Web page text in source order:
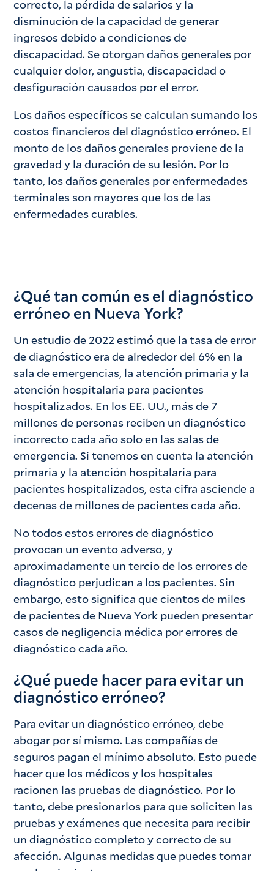
correcto, la pérdida de salarios y la
disminución de la capacidad de generar
ingresos debido a condiciones de
discapacidad. Se otorgan daños generales por
cualquier dolor, angustia, discapacidad o
desfiguración causados por el error.
Los daños específicos se calculan sumando los
costos financieros del diagnóstico erróneo. El
monto de los daños generales proviene de la
gravedad y la duración de su lesión. Por lo
tanto, los daños generales por enfermedades
terminales son mayores que los de las
enfermedades curables.
¿Qué tan común es el diagnóstico
erróneo en Nueva York?
Un estudio de 2022 estimó que la tasa de error
de diagnóstico era de alrededor del 6% en la
sala de emergencias, la atención primaria y la
atención hospitalaria para pacientes
hospitalizados. En los EE. UU., más de 7
millones de personas reciben un diagnóstico
incorrecto cada año solo en las salas de
emergencia. Si tenemos en cuenta la atención
primaria y la atención hospitalaria para
pacientes hospitalizados, esta cifra asciende a
decenas de millones de pacientes cada año.
No todos estos errores de diagnóstico
provocan un evento adverso, y
aproximadamente un tercio de los errores de
diagnóstico perjudican a los pacientes. Sin
embargo, esto significa que cientos de miles
de pacientes de Nueva York pueden presentar
casos de negligencia médica por errores de
diagnóstico cada año.
¿Qué puede hacer para evitar un
diagnóstico erróneo?
Para evitar un diagnóstico erróneo, debe
abogar por sí mismo. Las compañías de
seguros pagan el mínimo absoluto. Esto puede
hacer que los médicos y los hospitales
racionen las pruebas de diagnóstico. Por lo
tanto, debe presionarlos para que soliciten las
pruebas y exámenes que necesita para recibir
un diagnóstico completo y correcto de su
afección. Algunas medidas que puedes tomar